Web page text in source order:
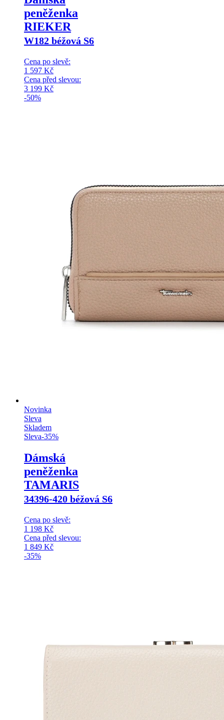
peněženka
RIEKER
W182 béžová S6
Cena po slevě:
1 597 Kč
Cena před slevou:
3 199 Kč
-50%
Novinka
Sleva
Skladem
Sleva-35%
Dámská
peněženka
TAMARIS
34396-420 béžová S6
Cena po slevě:
1 198 Kč
Cena před slevou:
1 849 Kč
-35%